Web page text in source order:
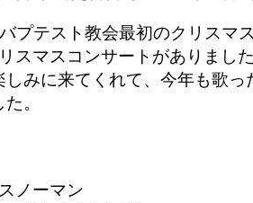
プテスト教会最初のクリス
スマスコンサートがありまし
みに来てくれて、今年も歌
。
ノーマン